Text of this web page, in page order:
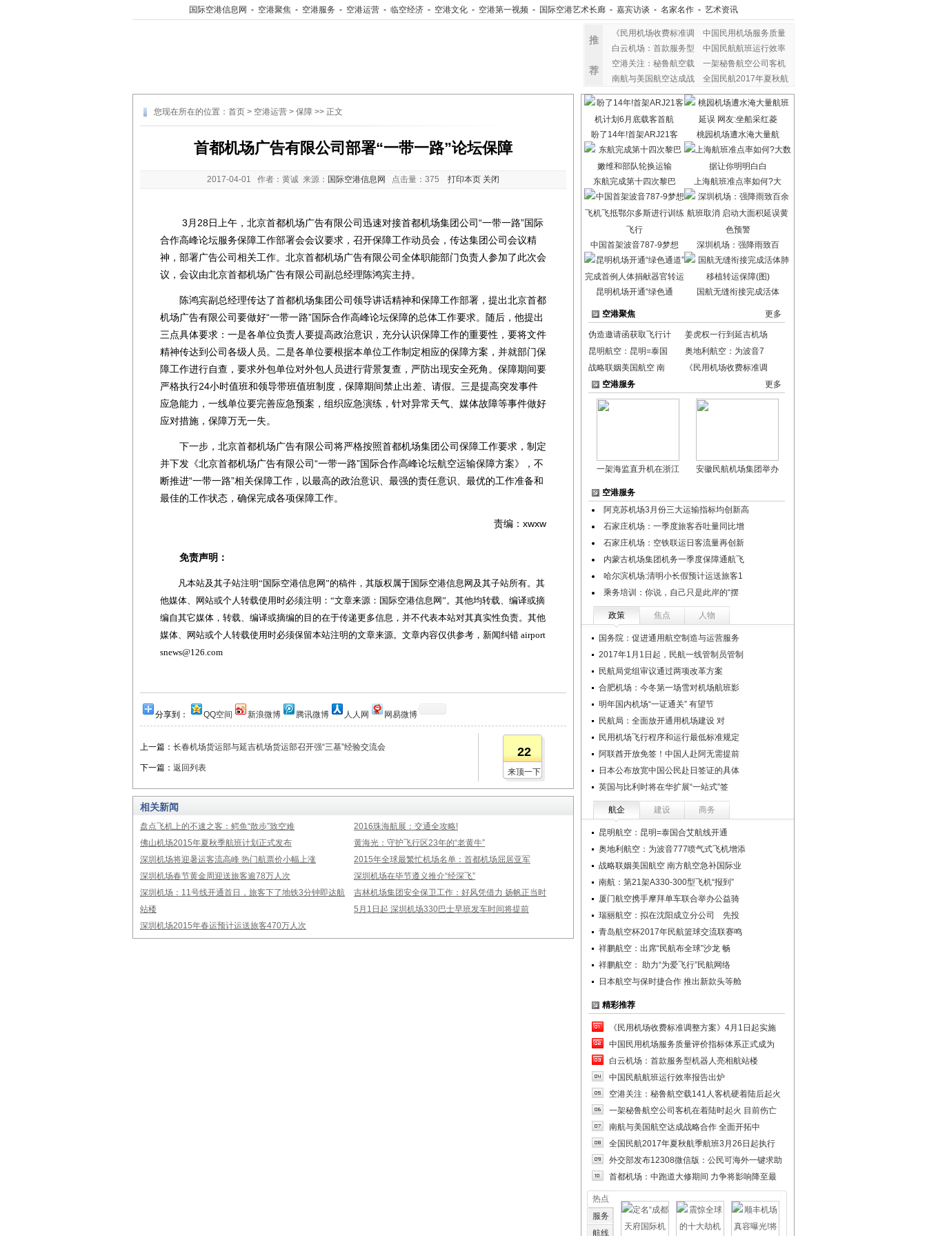
国际空港信息网 - 空港聚焦 - 空港服务 - 空港运营 - 临空经济 - 空港文化 - 空港第一视频 - 国际空港艺术长廊 - 嘉宾访谈 - 名家名作 - 艺术资讯
推
荐
《民用机场收费标准调
中国民用机场服务质量
白云机场：首款服务型
中国民航航班运行效率
空港关注：秘鲁航空载
一架秘鲁航空公司客机
南航与美国航空达成战
全国民航2017年夏秋航
您现在所在的位置： 首页 > 空港运营 > 保障 >> 正文
首都机场广告有限公司部署“一带一路”论坛保障
2017-04-01 作者：黄诚 来源： 国际空港信息网 点击量： 375 打印本页 关闭
3月28日上午，北京首都机场广告有限公司迅速对接首都机场集团公司“一带一路”国际
合作高峰论坛服务保障工作部署会会议要求，召开保障工作动员会，传达集团公司会议精
神，部署广告公司相关工作。北京首都机场广告有限公司全体职能部门负责人参加了此次会
议，会议由北京首都机场广告有限公司副总经理陈鸿宾主持。
陈鸿宾副总经理传达了首都机场集团公司领导讲话精神和保障工作部署，提出北京首都
机场广告有限公司要做好“一带一路”国际合作高峰论坛保障的总体工作要求。随后，他提出
三点具体要求：一是各单位负责人要提高政治意识，充分认识保障工作的重要性，要将文件
精神传达到公司各级人员。二是各单位要根据本单位工作制定相应的保障方案，并就部门保
障工作进行自查，要求外包单位对外包人员进行背景复查，严防出现安全死角。保障期间要
严格执行24小时值班和领导带班值班制度，保障期间禁止出差、请假。三是提高突发事件
应急能力，一线单位要完善应急预案，组织应急演练，针对异常天气、媒体故障等事件做好
应对措施，保障万无一失。
下一步，北京首都机场广告有限公司将严格按照首都机场集团公司保障工作要求，制定
并下发《北京首都机场广告有限公司“一带一路”国际合作高峰论坛航空运输保障方案》，不
断推进“一带一路”相关保障工作，以最高的政治意识、最强的责任意识、最优的工作准备和
最佳的工作状态，确保完成各项保障工作。
责编：xwxw
免责声明：
凡本站及其子站注明“国际空港信息网”的稿件，其版权属于国际空港信息网及其子站所有。其
他媒体、网站或个人转载使用时必须注明：“文章来源：国际空港信息网”。其他均转载、编译或摘
编自其它媒体，转载、编译或摘编的目的在于传递更多信息，并不代表本站对其真实性负责。其他
媒体、网站或个人转载使用时必须保留本站注明的文章来源。文章内容仅供参考，新闻纠错 airport
snews@126.com
分享到： QQ空间 新浪微博 腾讯微博 人人网 网易微博
上一篇： 长春机场货运部与延吉机场货运部召开强“三基”经验交流会
下一篇： 返回列表
22
来顶一下
相关新闻
盘点飞机上的不速之客：鳄鱼“散步”致空难
2016珠海航展：交通全攻略!
佛山机场2015年夏秋季航班计划正式发布
黄海光：守护飞行区23年的“老黄牛”
深圳机场将迎暑运客流高峰 热门航票价小幅上涨
2015年全球最繁忙机场名单：首都机场屈居亚军
深圳机场春节黄金周迎送旅客逾78万人次
深圳机场在毕节遵义推介“经深飞”
深圳机场：11号线开通首日，旅客下了地铁3分钟即达航
站楼
吉林机场集团安全保卫工作：好风凭借力 扬帆正当时
5月1日起 深圳机场330巴士早班发车时间将提前
深圳机场2015年春运预计运送旅客470万人次
盼了14年!首架ARJ21客 桃园机场遭水淹大量航
东航完成第十四次黎巴 上海航班准点率如何?大
中国首架波音787-9梦想 深圳机场：强降雨致百
昆明机场开通“绿色通 国航无缝衔接完成活体
空港聚焦 更多
伪造邀请函获取飞行计
姜虎权一行到延吉机场
昆明航空：昆明=泰国
奥地利航空：为波音7
战略联姻美国航空 南
《民用机场收费标准调
空港服务
更多
一架海监直升机在浙江 安徽民航机场集团举办
空港服务
阿克苏机场3月份三大运输指标均创新高
石家庄机场：一季度旅客吞吐量同比增
石家庄机场：空铁联运日客流量再创新
内蒙古机场集团机务一季度保障通航飞
哈尔滨机场:清明小长假预计运送旅客1
乘务培训：你说，自己只是此岸的“摆
政策 焦点 人物
国务院：促进通用航空制造与运营服务
2017年1月1日起，民航一线管制员管制
民航局党组审议通过两项改革方案
合肥机场：今冬第一场雪对机场航班影
明年国内机场“一证通关” 有望节
民航局：全面放开通用机场建设 对
民用机场飞行程序和运行最低标准规定
阿联酋开放免签！中国人赴阿无需提前
日本公布放宽中国公民赴日签证的具体
英国与比利时将在华扩展“一站式”签
航企 建设 商务
昆明航空：昆明=泰国合艾航线开通
奥地利航空：为波音777喷气式飞机增添
战略联姻美国航空 南方航空急补国际业
南航：第21架A330-300型飞机“报到”
厦门航空携手摩拜单车联合举办公益骑
瑞丽航空：拟在沈阳成立分公司 先投
青岛航空杯2017年民航篮球交流联赛鸣
祥鹏航空：出席“民航布全球”沙龙 畅
祥鹏航空： 助力“为爱飞行”民航网络
日本航空与保时捷合作 推出新款头等舱
精彩推荐
《民用机场收费标准调整方案》4月1日起实施
中国民用机场服务质量评价指标体系正式成为
白云机场：首款服务型机器人亮相航站楼
中国民航航班运行效率报告出炉
空港关注：秘鲁航空载141人客机硬着陆后起火
一架秘鲁航空公司客机在着陆时起火 目前伤亡
南航与美国航空达成战略合作 全面开拓中
全国民航2017年夏秋航季航班3月26日起执行
外交部发布12308微信版：公民可海外一键求助
首都机场：中跑道大修期间 力争将影响降至最
热点
服务
航线